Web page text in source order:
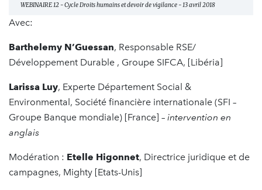
WEBINAIRE 12 - Cycle Droits humains et devoir de vigilance - 13 avril 2018
Avec:
Barthelemy N’Guessan, Responsable RSE/
Développement Durable , Groupe SIFCA, [Libéria]
Larissa Luy, Experte Département Social &
Environmental, Société financière internationale (SFI –
Groupe Banque mondiale) [France] – intervention en
anglais
Modération : Etelle Higonnet, Directrice juridique et de
campagnes, Mighty [Etats-Unis]